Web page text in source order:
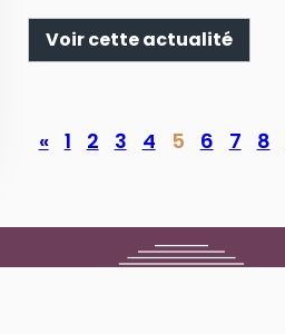
Voir cette actualité
« 1 2 3 4 5 6 7 8